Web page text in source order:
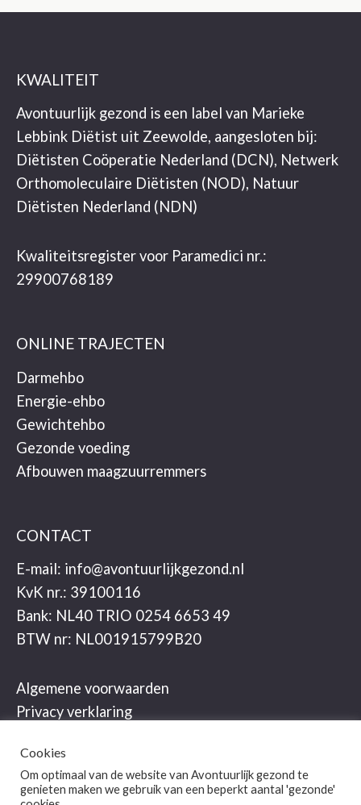
KWALITEIT
Avontuurlijk gezond is een label van Marieke
Lebbink Diëtist uit Zeewolde, aangesloten bij:
Diëtisten Coöperatie Nederland (DCN), Netwerk
Orthomoleculaire Diëtisten (NOD), Natuur
Diëtisten Nederland (NDN)
Kwaliteitsregister voor Paramedici nr.:
29900768189
ONLINE TRAJECTEN
Darmehbo
Energie-ehbo
Gewichtehbo
Gezonde voeding
Afbouwen maagzuurremmers
CONTACT
E-mail: info@avontuurlijkgezond.nl
KvK nr.: 39100116
Bank: NL40 TRIO 0254 6653 49
BTW nr: NL001915799B20
Algemene voorwaarden
Privacy verklaring
Cookies
Om optimaal van de website van Avontuurlijk gezond te
genieten maken we gebruik van een beperkt aantal 'gezonde'